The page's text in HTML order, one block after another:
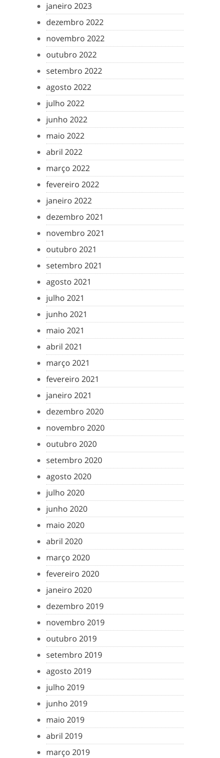
janeiro 2023
dezembro 2022
novembro 2022
outubro 2022
setembro 2022
agosto 2022
julho 2022
junho 2022
maio 2022
abril 2022
março 2022
fevereiro 2022
janeiro 2022
dezembro 2021
novembro 2021
outubro 2021
setembro 2021
agosto 2021
julho 2021
junho 2021
maio 2021
abril 2021
março 2021
fevereiro 2021
janeiro 2021
dezembro 2020
novembro 2020
outubro 2020
setembro 2020
agosto 2020
julho 2020
junho 2020
maio 2020
abril 2020
março 2020
fevereiro 2020
janeiro 2020
dezembro 2019
novembro 2019
outubro 2019
setembro 2019
agosto 2019
julho 2019
junho 2019
maio 2019
abril 2019
março 2019